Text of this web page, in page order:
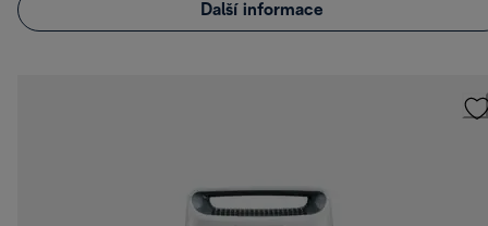
Další informace